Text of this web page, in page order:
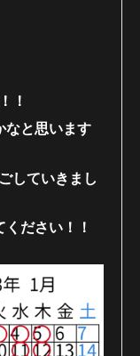
！
なと思います
していきまし
ださい！！